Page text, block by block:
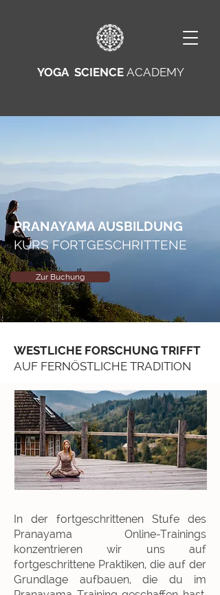
YOGA SCIENCE ACADEMY
PRANAYAMA AUSBILDUNG
KURS FORTGESCHRITTENE
Zur Buchung
WESTLICHE FORSCHUNG TRIFFT
AUF FERNÖSTLICHE TRADITION
In der fortgeschrittenen Stufe des
Pranayama Online-Trainings
konzentrieren wir uns auf
fortgeschrittene Praktiken, die auf der
Grundlage aufbauen, die du im